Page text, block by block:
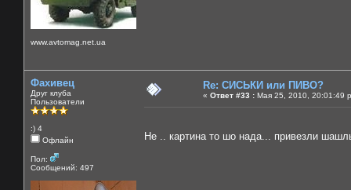
www.avtomag.net.ua
Фахивец
Друг клуба
Пользователи
:) 4
Офлайн
Пол:
Сообщений: 497
Re: СИСЬКИ или ПИВО?
« Ответ #33 : Мая 25, 2010, 20:01:49
Не .. картина то шо нада... привезли